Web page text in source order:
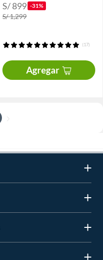
S/ 899 -31%
S/ 1,299
(17)
Agregar